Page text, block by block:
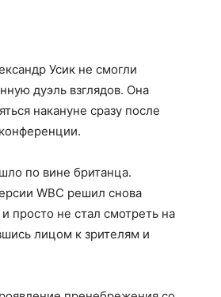
Усик не смогли
дуэль взглядов. Она
накануне сразу после
по вине британца.
WBC решил снова
просто не стал смотреть на
лицом к зрителям и